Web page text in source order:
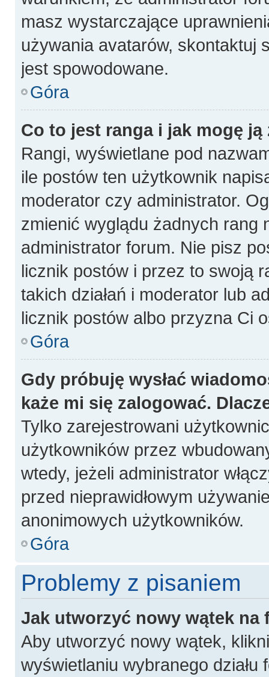
masz wystarczające
używania avatarów, skontaktuj
jest spowodowane.
Góra
Co to jest ranga i jak mogę ją
Rangi, wyświetlane pod
ile postów ten użytkownik
moderator czy administrator.
zmienić wyglądu żadnych rang
administrator forum. Nie pisz
licznik postów i przez to swoją
takich działań i moderator lub
licznik postów albo przyzna Ci
Góra
Gdy próbuję wysłać
każe mi się zalogować.
Tylko zarejestrowani
użytkowników przez
wtedy, jeżeli administrator
przed nieprawidłowym
anonimowych użytkowników.
Góra
Problemy z pisaniem
Jak utworzyć nowy wątek na
Aby utworzyć nowy wątek,
wyświetlaniu wybranego